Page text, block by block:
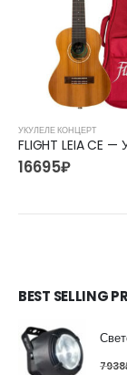
УКУЛЕЛЕ КОНЦЕРТ
16695₽
BEST SELLING
7938